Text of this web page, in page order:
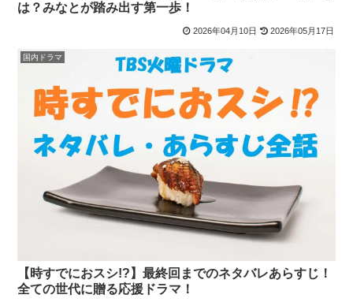
は？みなとが踏み出す第一歩！
2026年04月10日 2026年05月17日
国内ドラマ
【時すでにおスシ!?】最終回までのネタバレあらすじ！
全ての世代に贈る応援ドラマ！